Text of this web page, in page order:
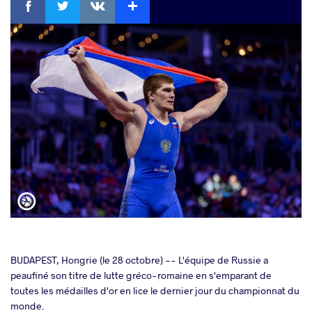
BUDAPEST, Hongrie (le 28 octobre) -- L'équipe de Russie a
peaufiné son titre de lutte gréco-romaine en s'emparant de
toutes les médailles d'or en lice le dernier jour du championnat du
monde.